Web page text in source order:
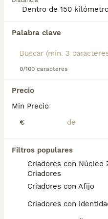
Palabra clave
0/100 caracteres
Precio
Min Precio
€
Filtros populares
Criadores con Núcleo
Criadores
Criadores con Afijo
Criadores con
Encontramos 0 Braco
Si deseas exactamente
búsqueda y
Preguntas
¿Cuál es la
el Vizsla de
Vizsla húngaro?
El Vizsla de pelo